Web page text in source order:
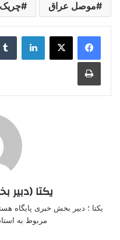
موصل عراق چریک
چاپ
یکتا (دبیر
یکتا ؛ دبیر بخش خبری پایگاه
مربوط به